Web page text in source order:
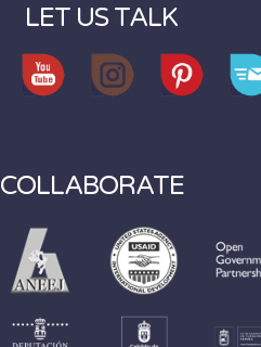
LET US TALK
COLLABORATE